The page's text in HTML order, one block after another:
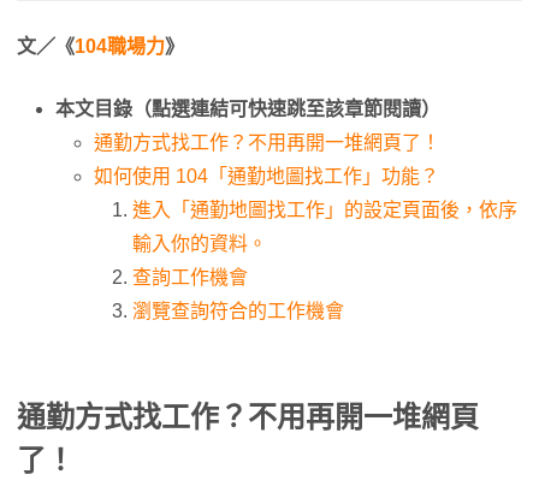
文／《104職場力》
本文目錄（點選連結可快速跳至該章節閱讀）
通勤方式找工作？不用再開一堆網頁了！
如何使用 104「通勤地圖找工作」功能？
進入「通勤地圖找工作」的設定頁面後，依序
輸入你的資料。
查詢工作機會
瀏覽查詢符合的工作機會
通勤方式找工作？不用再開一堆網頁
了！